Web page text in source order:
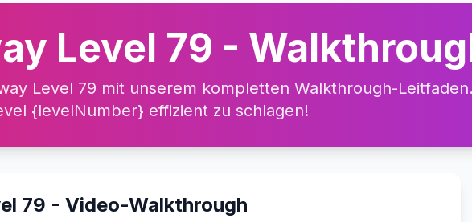
Level 79 -
Level 79 mit unserem kompletten Walkthrough-
{levelNumber} effizient zu schlagen!
79 - Video-Walkthrough